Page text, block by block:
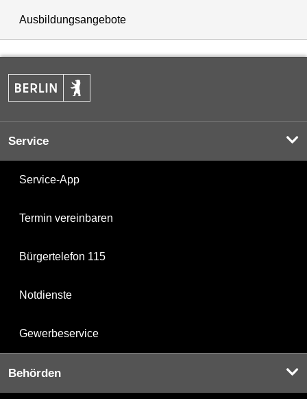
Ausbildungsangebote
Service
Service-App
Termin vereinbaren
Bürgertelefon 115
Notdienste
Gewerbeservice
Behörden